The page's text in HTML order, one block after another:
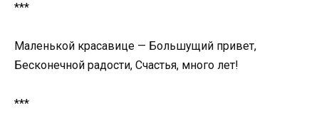
***
Маленькой красавице — Большущий привет,
Бесконечной радости, Счастья, много лет!
***